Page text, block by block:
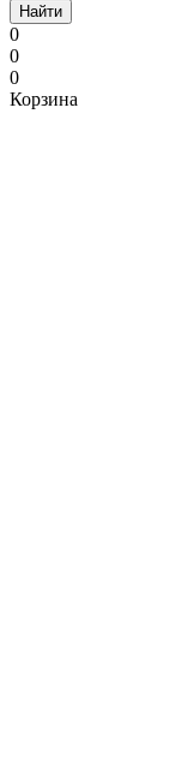
Найти
0
0
0
Корзина